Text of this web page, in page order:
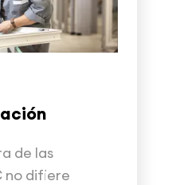
de las
no difiere